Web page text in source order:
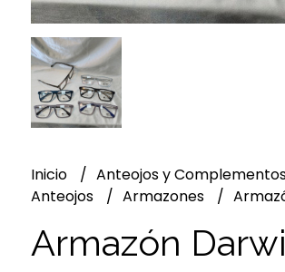
Inicio
Anteojos y
Anteojos
Armazones
Armazón